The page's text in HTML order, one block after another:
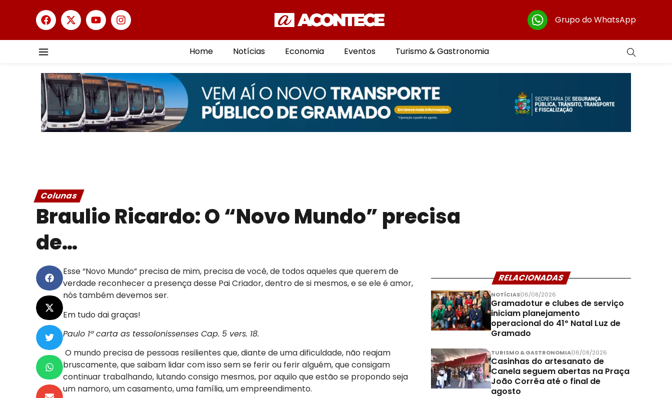
Grupo do WhatsApp
Home Notícias Economia Eventos Turismo & Gastronomia
Colunas
Braulio Ricardo: O “Novo Mundo” precisa
de…
Esse “Novo Mundo” precisa de mim, precisa de você, de todos aqueles que querem de
verdade reconhecer a presença desse Pai Criador, dentro de si mesmos, e se ele é amor,
nós também devemos ser.
Em tudo dai graças!
Paulo 1ª carta as tessolonissenses Cap. 5 vers. 18.
O mundo precisa de pessoas resilientes que, diante de uma dificuldade, não reajam
bruscamente, que saibam lidar com isso sem se ferir ou ferir alguém, que consigam
continuar trabalhando, lutando consigo mesmos, por aquilo que estão se propondo seja
um namoro, um casamento, uma família, um empreendimento.
RELACIONADAS
NOTÍCIAS06/08/2026
Gramadotur e clubes de serviço
iniciam planejamento
operacional do 41º Natal Luz de
Gramado
TURISMO & GASTRONOMIA06/08/2026
Casinhas do artesanato de
Canela seguem abertas na Praça
João Corrêa até o final de
agosto